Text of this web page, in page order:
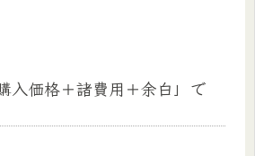
入価格＋諸費用＋余白」で